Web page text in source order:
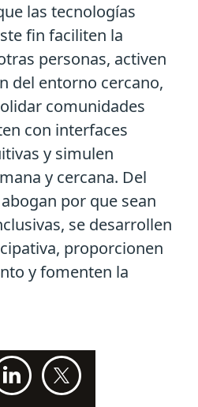
las tecnologías
fin faciliten la
personas, activen
del entorno cercano,
comunidades
con interfaces
y simulen
y cercana. Del
por que sean
se desarrollen
proporcionen
y fomenten la